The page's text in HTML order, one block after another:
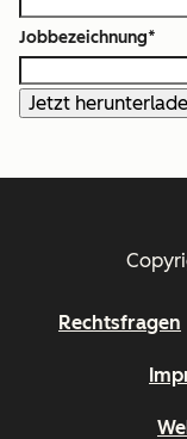
Jobbezeichnung*
Rechtsfragen